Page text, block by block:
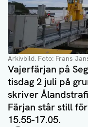
Arkivbild. Foto: Frans
Vajerfärjan på
tisdag 2 juli på
skriver
Färjan står still
15.55-17.05.